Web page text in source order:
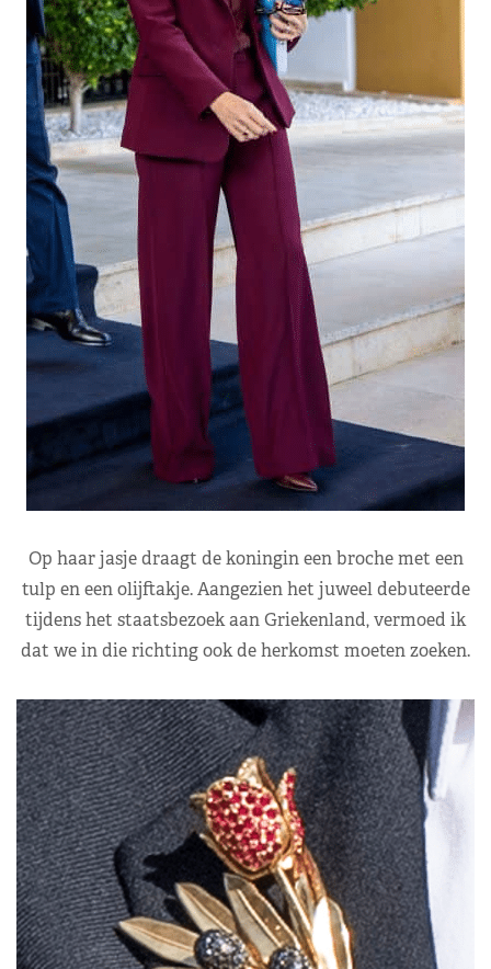
Op haar jasje draagt de koningin een broche met een
tulp en een olijftakje. Aangezien het juweel debuteerde
tijdens het staatsbezoek aan Griekenland, vermoed ik
dat we in die richting ook de herkomst moeten zoeken.